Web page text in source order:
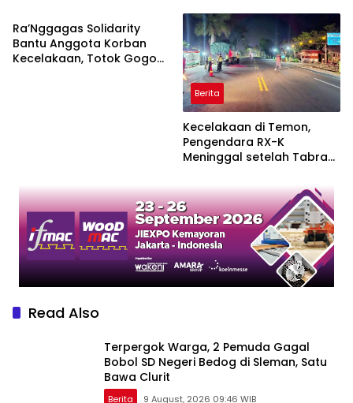
Ra’Nggagas Solidarity
Bantu Anggota Korban
Kecelakaan, Totok Gogon:
Berita
Kecelakaan di Temon,
Pengendara RX-K
Meninggal setelah Tabrak
Read Also
Terpergok Warga, 2 Pemuda Gagal
Bobol SD Negeri Bedog di Sleman, Satu
Bawa Clurit
Berita 9 August, 2026 09:46 WIB